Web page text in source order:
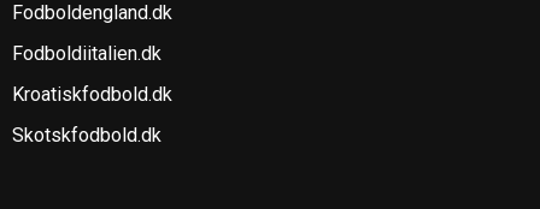
Fodboldengland.dk
Fodboldiitalien.dk
Kroatiskfodbold.dk
Skotskfodbold.dk